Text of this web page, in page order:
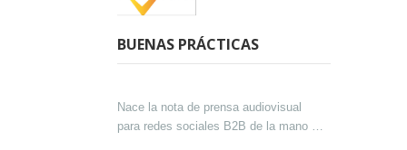
BUENAS PRÁCTICAS
Nace la nota de prensa audiovisual
para redes sociales B2B de la mano de